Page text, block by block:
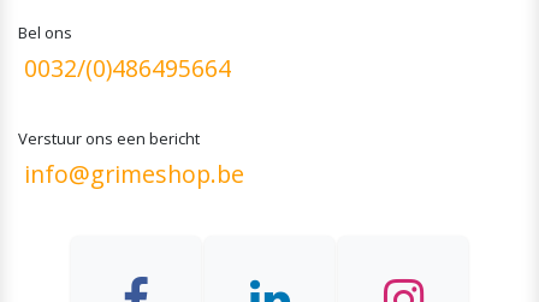
Bel ons
0032/(0)486495664
Verstuur ons een bericht
info@grimeshop.be